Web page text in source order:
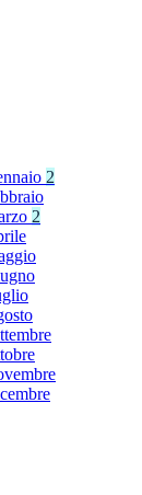
2
2